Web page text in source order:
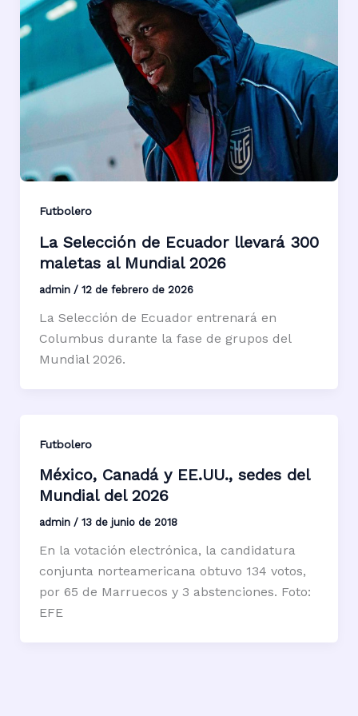
Futbolero
La Selección de Ecuador llevará 300
maletas al Mundial 2026
admin / 12 de febrero de 2026
La Selección de Ecuador entrenará en
Columbus durante la fase de grupos del
Mundial 2026.
Futbolero
México, Canadá y EE.UU., sedes del
Mundial del 2026
admin / 13 de junio de 2018
En la votación electrónica, la candidatura
conjunta norteamericana obtuvo 134 votos,
por 65 de Marruecos y 3 abstenciones. Foto:
EFE